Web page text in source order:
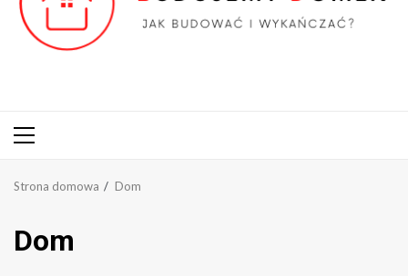
Menu
Strona domowa Dom
Dom